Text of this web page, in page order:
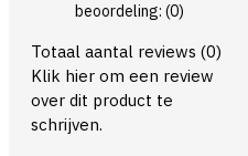
beoordeling: (0)
Totaal aantal reviews (0)
Klik hier om een review
over dit product te
schrijven.